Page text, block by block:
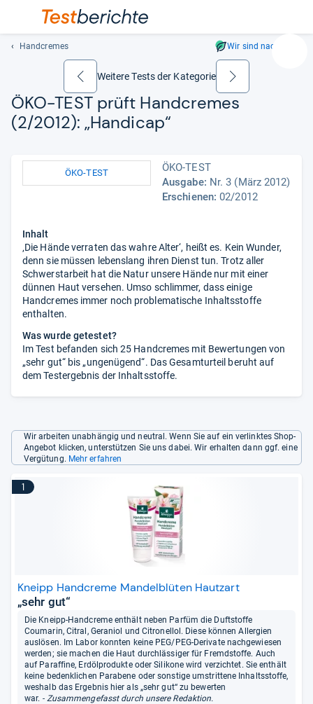
sich
Handcremes Wir sind nachhaltig
ÖKO-​TEST prüft Hand­cre­mes
(2/2012): „Han­di­cap“
zurück Weitere Tests der Kategorie weiter
ÖKO-TEST
ÖKO-TEST
Ausgabe: Nr. 3 (März 2012)
Erschienen: 02/2012
Inhalt
‚Die Hände verraten das wahre Alter‘, heißt es. Kein Wunder,
denn sie müssen lebenslang ihren Dienst tun. Trotz aller
Schwerstarbeit hat die Natur unsere Hände nur mit einer
dünnen Haut versehen. Umso schlimmer, dass einige
Handcremes immer noch problematische Inhaltsstoffe
enthalten.
Was wurde getestet?
Im Test befanden sich 25 Handcremes mit Bewertungen von
„sehr gut“ bis „ungenügend“. Das Gesamturteil beruht auf
dem Testergebnis der Inhaltsstoffe.
Wir arbeiten unabhängig und neutral. Wenn Sie auf ein verlinktes Shop-
Angebot klicken, unterstützen Sie uns dabei. Wir erhalten dann ggf. eine
Vergütung. Mehr erfahren
1
Kneipp Handcreme Mandelblüten Hautzart
„sehr gut“
Die Kneipp-Handcreme enthält neben Parfüm die Duftstoffe
Coumarin, Citral, Geraniol und Citronellol. Diese können Allergien
auslösen. Im Labor konnten keine PEG/PEG-Derivate nachgewiesen
werden; sie machen die Haut durchlässiger für Fremdstoffe. Auch
auf Paraffine, Erdölprodukte oder Silikone wird verzichtet. Sie enthält
keine bedenklichen Parabene oder sonstige umstrittene Inhaltsstoffe,
weshalb das Ergebnis hier als „sehr gut“ zu bewerten
war. - Zusammengefasst durch unsere Redaktion.